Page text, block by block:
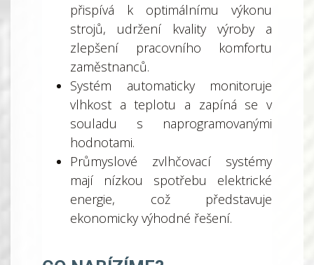
přispívá k optimálnímu výkonu
strojů, udržení kvality výroby a
zlepšení pracovního komfortu
zaměstnanců.
Systém automaticky monitoruje
vlhkost a teplotu a zapíná se v
souladu s naprogramovanými
hodnotami.
Průmyslové zvlhčovací systémy
mají nízkou spotřebu elektrické
energie, což představuje
ekonomicky výhodné řešení.